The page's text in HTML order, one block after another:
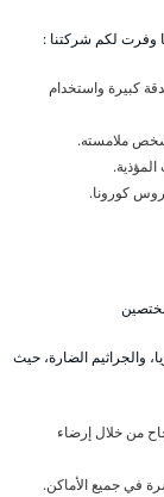
وفرت لكم شركتنا :
كبيرة واستخدام
ملامسته.
كورونا.
والجراثيم الضارة، حيث
من خلال إرضاء
في جميع الأماكن.